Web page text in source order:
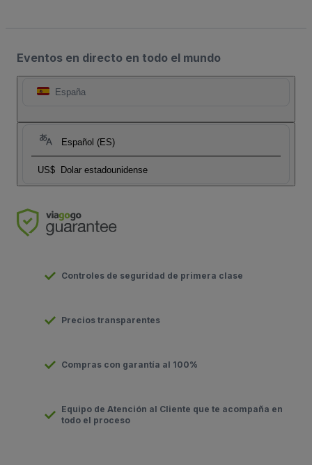
Eventos en directo en todo el mundo
España
Español (ES)
US$ Dolar estadounidense
Controles de seguridad de primera clase
Precios transparentes
Compras con garantía al 100%
Equipo de Atención al Cliente que te acompaña en
todo el proceso